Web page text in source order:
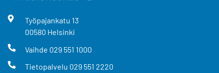
Työpajankatu 13
00580 Helsinki
Vaihde 029 551 1000
Tietopalvelu 029 551 2220